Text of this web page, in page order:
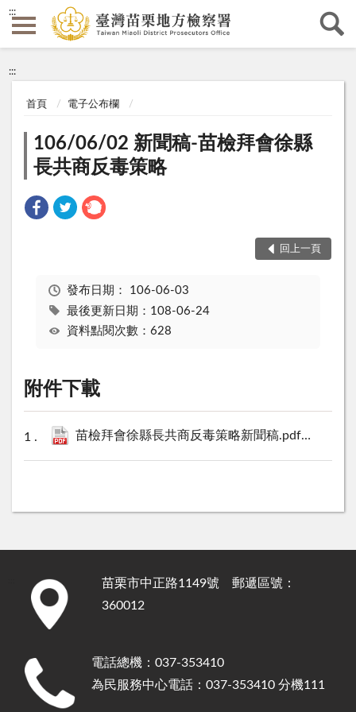
:::
:::
首頁 電子公布欄
106/06/02 新聞稿-苗檢拜會徐縣
長共商反毒策略
回上一頁
發布日期： 106-06-03
最後更新日期：108-06-24
資料點閱次數：628
附件下載
苗檢拜會徐縣長共商反毒策略新聞稿.pdf 414 KB
苗栗市中正路1149號 郵遞區號：
360012
電話總機：037-353410
為民服務中心電話：037-353410 分機111